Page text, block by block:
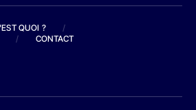
QUOI ?
/
/ CONTACT